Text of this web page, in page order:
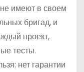
имеют в своем
бригад, и
проект,
тесты.
нет гарантии